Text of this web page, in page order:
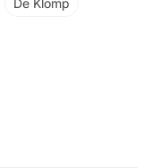
De Klomp